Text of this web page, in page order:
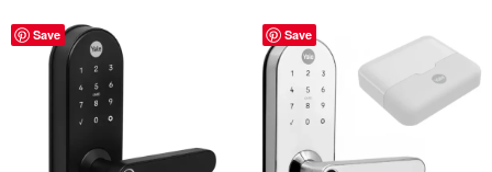
Save Save